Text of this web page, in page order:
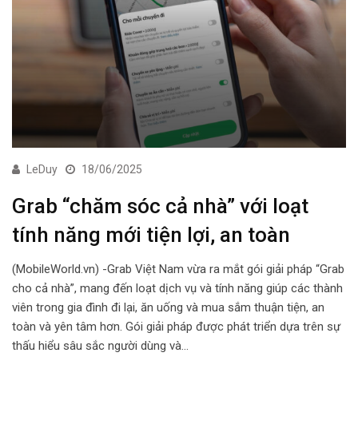
LeDuy 18/06/2025
Grab “chăm sóc cả nhà” với loạt
tính năng mới tiện lợi, an toàn
(MobileWorld.vn) -Grab Việt Nam vừa ra mắt gói giải pháp “Grab
cho cả nhà”, mang đến loạt dịch vụ và tính năng giúp các thành
viên trong gia đình đi lại, ăn uống và mua sắm thuận tiện, an
toàn và yên tâm hơn. Gói giải pháp được phát triển dựa trên sự
thấu hiểu sâu sắc người dùng và…